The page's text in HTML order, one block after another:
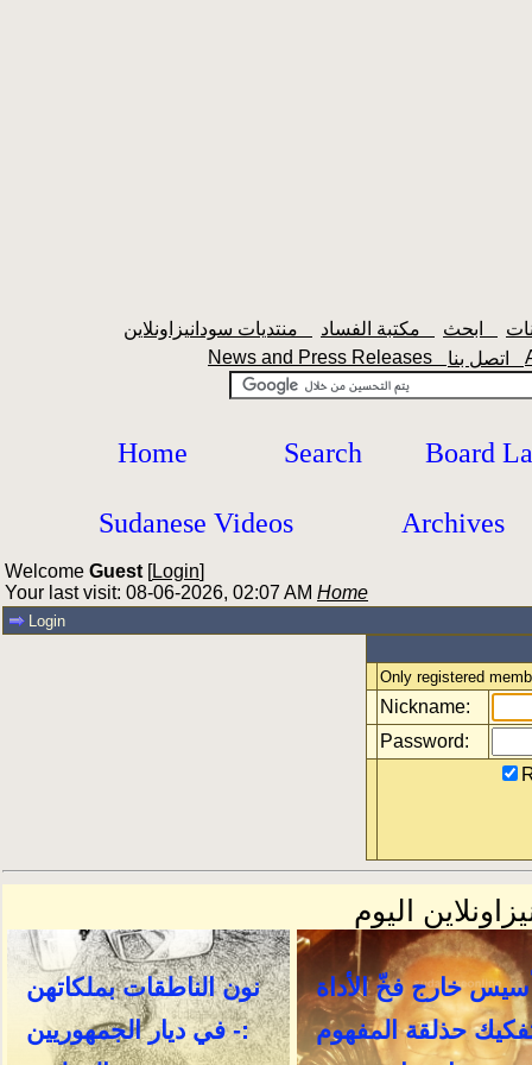
News and Press Releases
Home Search Board
Sudanese Videos Archives
Welcome Guest [Login]
Your last visit: 08-06-2026, 02:07 AM Home
Login
Only registered
Nickname:
Password: